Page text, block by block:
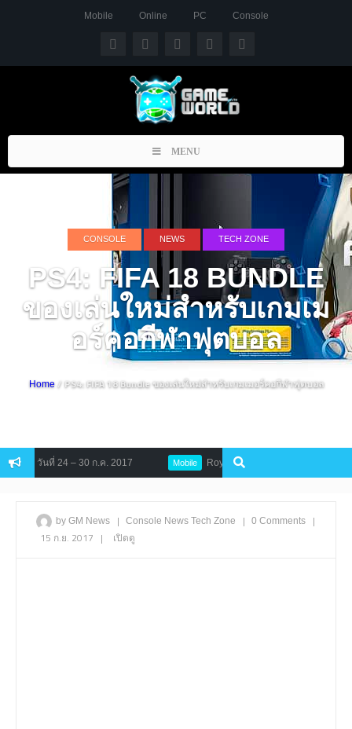
Mobile Online PC Console
Toggle
navigation
MENU
CONSOLE NEWS TECH ZONE
PS4: FIFA 18 BUNDLE
ของเล่นใหม่สำหรับเกมเม
อร์คอกีฬาฟุตบอล
Home/ PS4: FIFA 18 Bundle ของเล่นใหม่สำหรับเกมเมอร์คอกีฬาฟุตบอล
แต่ วันที่ 24 – 30 ก.ค. 2017 Mobile Royal Blood เกม MMORPG กราฟิกขั้น
by GM News | Console News Tech Zone | 0 Comments
|
15 ก.ย. 2017 | เปิดดู